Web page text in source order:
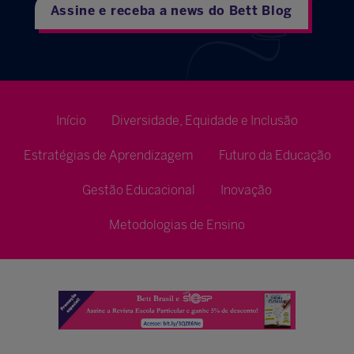
Assine e receba a news do Bett Blog
Início Diversidade, Equidade e Inclusão
Estratégias de Aprendizagem Futuro da Educação
Gestão Educacional Inovação
Metodologias de Ensino